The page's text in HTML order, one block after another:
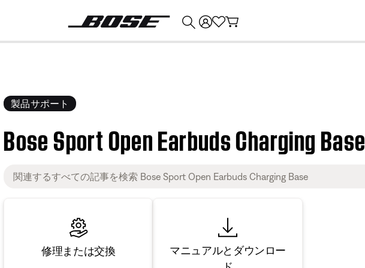
製品サポート
Bose Sport Open Earbuds Charging Base
修理または交換
マニュアルとダウンロー